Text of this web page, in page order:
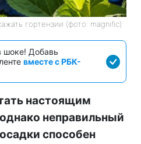
гортензии (фото: magnific)
шоке! Добавь
вместе с РБК-
настоящим
неправильный
способен